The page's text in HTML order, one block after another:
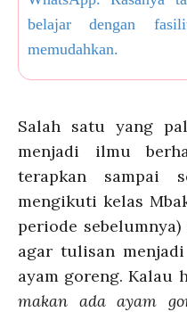
belajar dengan
memudahkan.
Salah satu yang
menjadi ilmu
terapkan sampai
mengikuti kelas
periode
agar tulisan
ayam goreng. Kalau
makan ada ayam